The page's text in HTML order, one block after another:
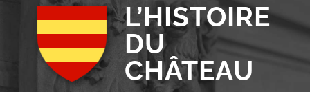
L’HISTOIRE
DU
CHÂTEAU